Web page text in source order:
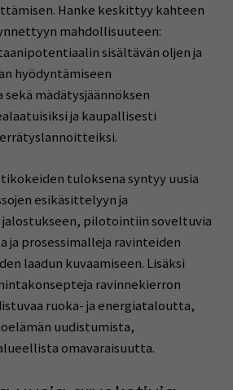
Hanke keskittyy kahteen
mahdollisuuteen:
sisältävän oljen ja
hyödyntämiseen
sekä mädätysjäännöksen
ja kaupallisesti
tuloksena syntyy uusia
esikäsittelyyn ja
jalostukseen, pilotointiin soveltuvia
prosessimalleja ravinteiden
laadun kuvaamiseen. Lisäksi
ravinnekierron
ruoka- ja energiataloutta,
uudistumista,
omavaraisuutta.